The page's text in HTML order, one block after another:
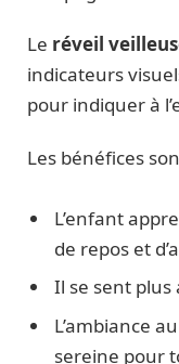
Le réveil
indicateurs
pour indiquer à
Les bénéfices
L’enfant
de repos et
Il se sent
L’ambiance
sereine pour